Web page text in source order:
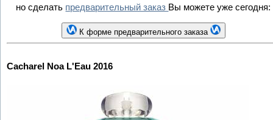
но сделать предварительный заказ Вы можете уже сегодня:
К форме предварительного заказа
Cacharel Noa L'Eau 2016